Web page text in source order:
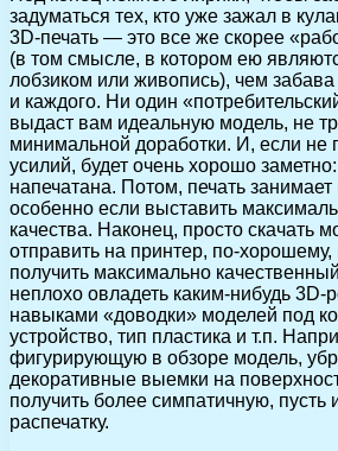
задуматься тех, кто уже зажал в
3D-печать — это все же скорее
(в том смысле, в котором ею
лобзиком или живопись), чем
и каждого. Ни один
выдаст вам идеальную модель, не
минимальной доработки. И, если не
усилий, будет очень хорошо
напечатана. Потом, печать
особенно если выставить
качества. Наконец, просто скачать
отправить на принтер, по-хорошему,
получить максимально
неплохо овладеть каким-нибудь 3D-
навыками «доводки» моделей под
устройство, тип пластика и т.п.
фигурирующую в обзоре модель,
декоративные выемки на
получить более симпатичную, пусть
распечатку.